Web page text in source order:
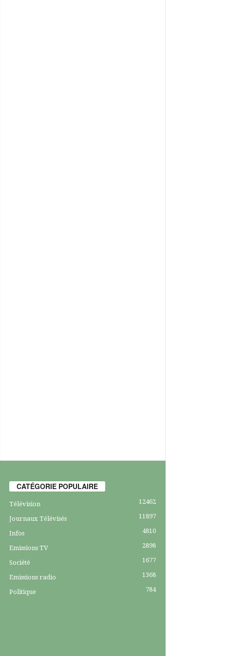
CATÉGORIE POPULAIRE
Télévision 12462
Journaux Télévisés 11897
Infos 4810
Emissions TV 2898
Société 1677
Emissions radio 1368
Politique 784